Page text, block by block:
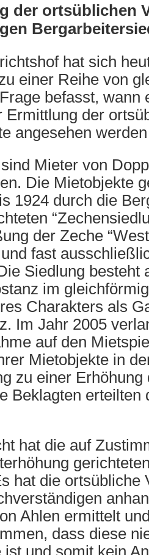
der ortsüblichen
hat sich
einer Reihe von
befasst, wann
Ermittlung der
angesehen
Mieter von
Die Mietobjekte
1924 durch die
der Zeche
fast
Siedlung besteht
im
Charakters als
Im Jahr 2005
auf den
Mietobjekte in
zu einer Erhöhung
Beklagten erteilten
hat die auf
hat die ortsübliche
Ahlen ermittelt
dass diese
ist und somit kein